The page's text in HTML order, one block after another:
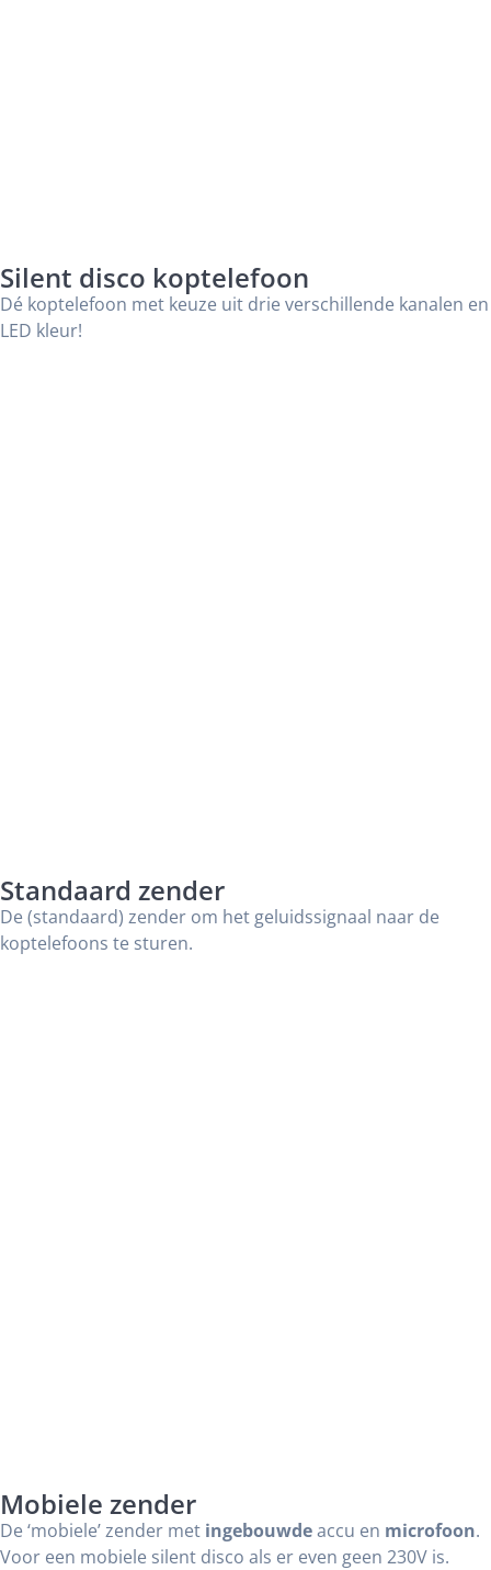
Silent disco koptelefoon
Dé koptelefoon met keuze uit drie verschillende kanalen en
LED kleur!
Standaard zender
De (standaard) zender om het geluidssignaal naar de
koptelefoons te sturen.
Mobiele zender
De ‘mobiele’ zender met ingebouwdeaccu en microfoon.
Voor een mobiele silent disco als er even geen 230V is.